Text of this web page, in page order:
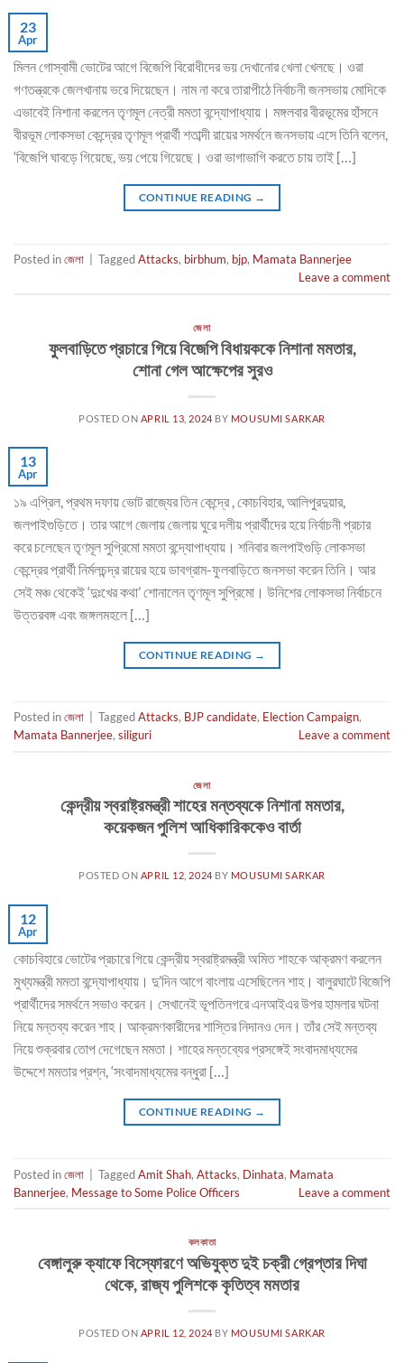
23
Apr
মিলন গোস্বামী ভোটের আগে বিজেপি বিরোধীদের ভয় দেখানোর খেলা খেলছে। ওরা
গণতন্ত্রকে জেলখানায় ভরে দিয়েছেন। নাম না করে তারাপীঠে নির্বাচনী জনসভায় মোদিকে
এভাবেই নিশানা করলেন তৃণমূল নেত্রী মমতা বন্দ্যোপাধ্যায়। মঙ্গলবার বীরভূমের হাঁসনে
বীরভূম লোকসভা কেন্দ্রের তৃণমূল প্রার্থী শতাব্দী রায়ের সমর্থনে জনসভায় এসে তিনি বলেন,
‘বিজেপি ঘাবড়ে গিয়েছে, ভয় পেয়ে গিয়েছে। ওরা ভাগাভাগি করতে চায় তাই […]
CONTINUE READING →
Posted inজেলা TaggedAttacks, birbhum, bjp, Mamata Bannerjee
Leave a comment
জেলা
ফুলবাড়িতে প্রচারে গিয়ে বিজেপি বিধায়ককে নিশানা মমতার,
শোনা গেল আক্ষেপের সুরও
POSTED ON APRIL 13, 2024 BY MOUSUMI SARKAR
13
Apr
১৯ এপ্রিল, প্রথম দফায় ভোট রাজ্যের তিন কেন্দ্রে , কোচবিহার, আলিপুরদুয়ার,
জলপাইগুড়িতে। তার আগে জেলায় জেলায় ঘুরে দলীয় প্রার্থীদের হয়ে নির্বাচনী প্রচার
করে চলেছেন তৃণমূল সুপ্রিমো মমতা বন্দ্যোপাধ্যায়। শনিবার জলপাইগুড়ি লোকসভা
কেন্দ্রের প্রার্থী নির্মলচন্দ্র রায়ের হয়ে ডাবগ্রাম-ফুলবাড়িতে জনসভা করেন তিনি। আর
সেই মঞ্চ থেকেই ‘দুঃখের কথা’ শোনালেন তৃণমূল সুপ্রিমো। উনিশের লোকসভা নির্বাচনে
উত্তরবঙ্গ এবং জঙ্গলমহলে […]
CONTINUE READING →
Posted inজেলা TaggedAttacks, BJP candidate, Election Campaign,
Mamata Bannerjee, siliguri Leave a comment
জেলা
কেন্দ্রীয় স্বরাষ্ট্রমন্ত্রী শাহের মন্তব্যকে নিশানা মমতার,
কয়েকজন পুলিশ আধিকারিককেও বার্তা
POSTED ON APRIL 12, 2024 BY MOUSUMI SARKAR
12
Apr
কোচবিহারে ভোটের প্রচারে গিয়ে কেন্দ্রীয় স্বরাষ্ট্রমন্ত্রী অমিত শাহকে আক্রমণ করলেন
মুখ্যমন্ত্রী মমতা বন্দ্যোপাধ্যায়। দু’দিন আগে বাংলায় এসেছিলেন শাহ। বালুরঘাটে বিজেপি
প্রার্থীদের সমর্থনে সভাও করেন। সেখানেই ভূপতিনগরে এনআইএর উপর হামলার ঘটনা
নিয়ে মন্তব্য করেন শাহ। আক্রমণকারীদের শাস্তির নিদানও দেন। তাঁর সেই মন্তব্য
নিয়ে শুক্রবার তোপ দেগেছেন মমতা। শাহের মন্তব্যের প্রসঙ্গেই সংবাদমাধ্যমের
উদ্দেশে মমতার প্রশ্ন, ‘সংবাদমাধ্যমের বন্ধুরা […]
CONTINUE READING →
Posted inজেলা | TaggedAmit Shah, Attacks, Dinhata, Mamata
Bannerjee, Message to Some Police Officers Leave a comment
কলকাতা
বেঙ্গালুরু ক্যাফে বিস্ফোরণে অভিযুক্ত দুই চক্রী গ্রেপ্তার দিঘা
থেকে, রাজ্য পুলিশকে কৃতিত্ব মমতার
POSTED ON APRIL 12, 2024 BY MOUSUMI SARKAR